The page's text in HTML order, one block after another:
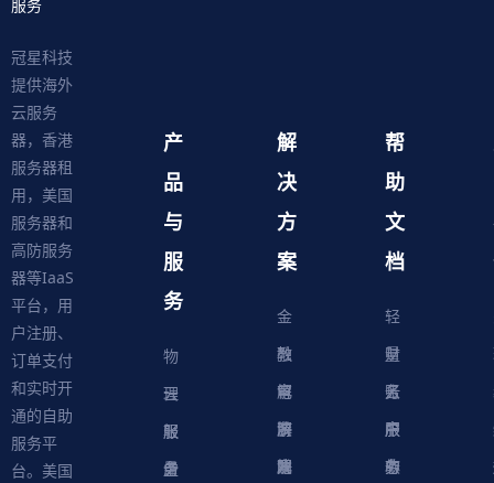
服务
冠星科技
提供海外
云服务
器，香港
服务器租
用，美国
服务器和
高防服务
器等IaaS
平台，用
户注册、
订单支付
和实时开
通的自助
服务平
台。美国
产
品
与
服
务
物
理
服
务
云
服
务
轻
量
虚
解
决
方
案
金
融
解
决
方
教
育
解
决
电
商
解
游
戏
网
帮
助
文
档
轻
量
云
服
务
财
务
中
心
账
户
中
服
务
软